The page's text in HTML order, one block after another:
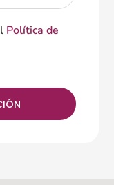
Política de